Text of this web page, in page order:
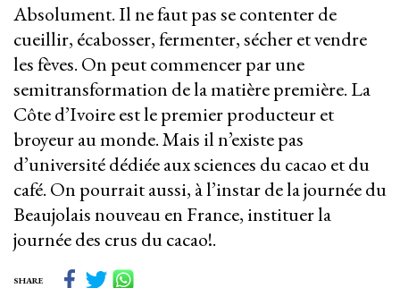
Absolument. Il ne faut pas se contenter de
cueillir, écabosser, fermenter, sécher et vendre
les fèves. On peut commencer par une
semitransformation de la matière première. La
Côte d’Ivoire est le premier producteur et
broyeur au monde. Mais il n’existe pas
d’université dédiée aux sciences du cacao et du
café. On pourrait aussi, à l’instar de la journée du
Beaujolais nouveau en France, instituer la
journée des crus du cacao!.
SHARE